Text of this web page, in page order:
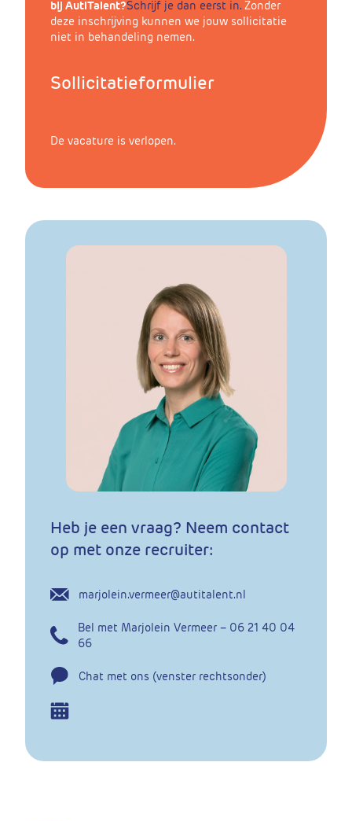
bij AutiTalent?Schrijf je dan eerst in. Zonder
deze inschrijving kunnen we jouw sollicitatie
niet in behandeling nemen.
Sollicitatieformulier
De vacature is verlopen.
Heb je een vraag? Neem contact
op met onze recruiter:
marjolein.vermeer@autitalent.nl
Bel met Marjolein Vermeer – 06 21 40 04
66
Chat met ons (venster rechtsonder)